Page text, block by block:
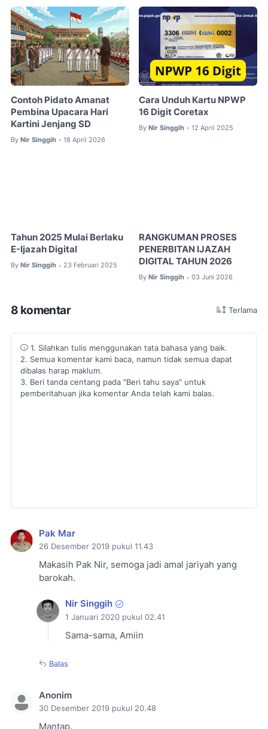
Contoh Pidato Amanat
Pembina Upacara Hari
Kartini Jenjang SD
By Nir Singgih • 18 April 2026
Cara Unduh Kartu NPWP
16 Digit Coretax
By Nir Singgih • 12 April 2025
Tahun 2025 Mulai Berlaku
E-Ijazah Digital
By Nir Singgih • 23 Februari 2025
RANGKUMAN PROSES
PENERBITAN IJAZAH
DIGITAL TAHUN 2026
By Nir Singgih • 03 Juni 2026
8 komentar Terlama
1. Silahkan tulis menggunakan tata bahasa yang baik.
2. Semua komentar kami baca, namun tidak semua dapat
dibalas harap maklum.
3. Beri tanda centang pada "Beri tahu saya" untuk
pemberitahuan jika komentar Anda telah kami balas.
Pak Mar
26 Desember 2019 pukul 11.43
Makasih Pak Nir, semoga jadi amal jariyah yang
barokah.
Nir Singgih
1 Januari 2020 pukul 02.41
Sama-sama, Amiin
Balas
Anonim
30 Desember 2019 pukul 20.48
Mantap.